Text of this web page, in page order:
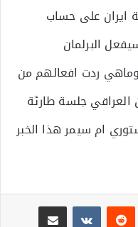
ايران على حساب
البرلمان
وماهي ردت افعالهم من
العراقي جلسة طارئة
ام سيمر هذا الخبر
مشاركة عبر البريد